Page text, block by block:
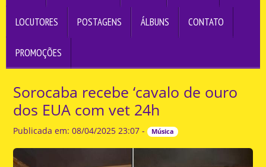
LOCUTORES POSTAGENS ÁLBUNS CONTATO
PROMOÇÕES
Sorocaba recebe ‘cavalo de ouro
dos EUA com vet 24h
Publicada em: 08/04/2025 23:07 - Música